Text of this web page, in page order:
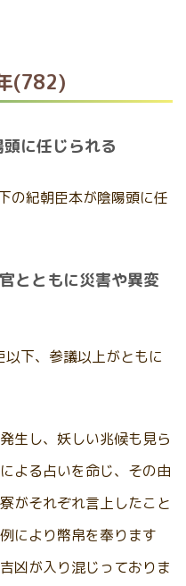
(782)
に任じられる
の紀朝臣本が陰陽頭に任
とともに災害や異変
下、参議以上がともに
生し、妖しい兆候も見ら
よる占いを命じ、その由
がそれぞれ言上したこと
により幣帛を奉ります
凶が入り混じっておりま